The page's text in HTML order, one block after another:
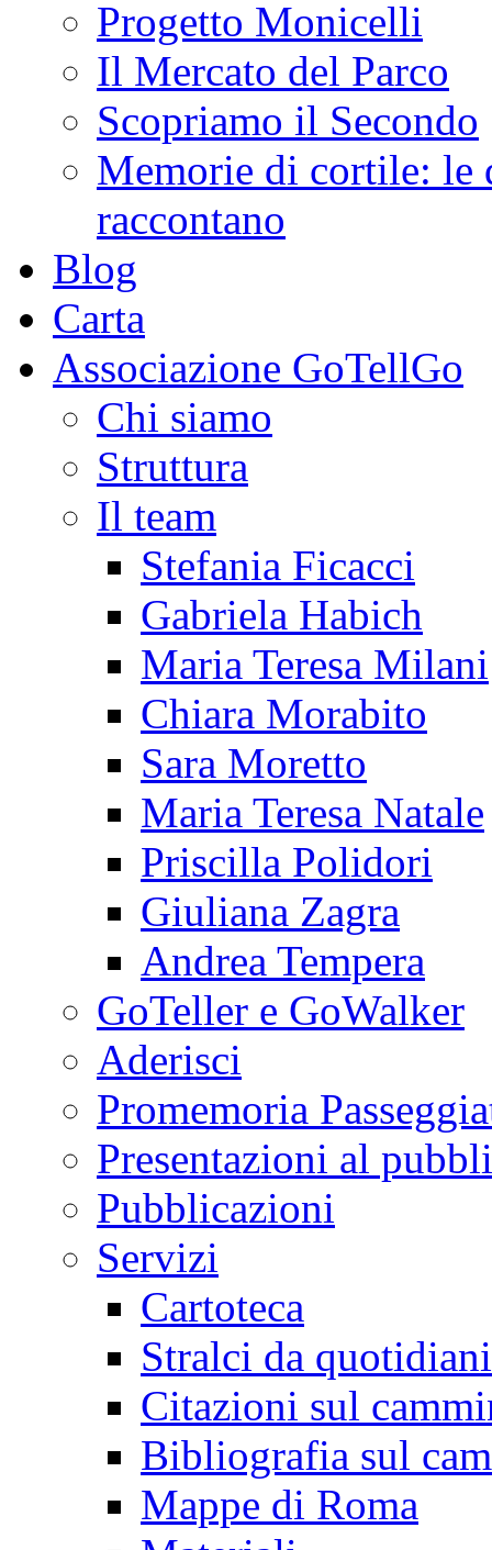
Progetto Monicelli
Il Mercato del Parco
Scopriamo il Secondo
Memorie di cortile: le
raccontano
Blog
Carta
Associazione GoTellGo
Chi siamo
Struttura
Il team
Stefania Ficacci
Gabriela Habich
Maria Teresa Milani
Chiara Morabito
Sara Moretto
Maria Teresa Natale
Priscilla Polidori
Giuliana Zagra
Andrea Tempera
GoTeller e GoWalker
Aderisci
Promemoria
Presentazioni al
Pubblicazioni
Servizi
Cartoteca
Stralci da
Citazioni sul
Bibliografia sul
Mappe di Roma